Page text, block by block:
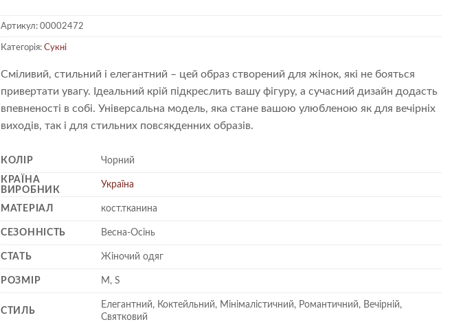
Артикул: 00002472
Категорія: Сукні
Сміливий, стильний і елегантний – цей образ створений для жінок, які не бояться
привертати увагу. Ідеальний крій підкреслить вашу фігуру, а сучасний дизайн додасть
впевненості в собі. Універсальна модель, яка стане вашою улюбленою як для вечірніх
виходів, так і для стильних повсякденних образів.
КОЛІР
Чорний
КРАЇНА
ВИРОБНИК
Україна
МАТЕРІАЛ кост.тканина
СЕЗОННІСТЬ Весна-Осінь
СТАТЬ Жіночий одяг
РОЗМІР M, S
СТИЛЬ
Елегантний, Коктейльний, Мінімалістичний, Романтичний, Вечірній,
Святковий